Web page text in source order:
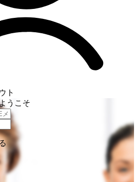
ト
うこそ